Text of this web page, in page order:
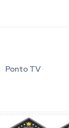
Ponto TV